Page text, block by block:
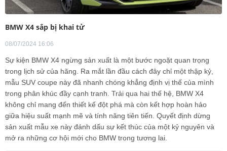
BMW X4 sắp bị khai tử
08/07/2024 16:06
Sự kiện BMW X4 ngừng sản xuất là một bước ngoặt quan trọng
trong lịch sử của hãng. Ra mắt lần đầu cách đây chỉ một thập kỷ,
mẫu SUV coupe này đã nhanh chóng khẳng định vị thế của mình
trong phân khúc đầy cạnh tranh. Trải qua hai thế hệ, BMW X4
không chỉ mang đến thiết kế đột phá mà còn kết hợp hoàn hảo
giữa hiệu suất mạnh mẽ và tính năng tiên tiến. Quyết định dừng
sản xuất mẫu xe này đánh dấu sự kết thúc của một kỷ nguyên và
mở ra những cơ hội mới cho BMW trong tương lai.